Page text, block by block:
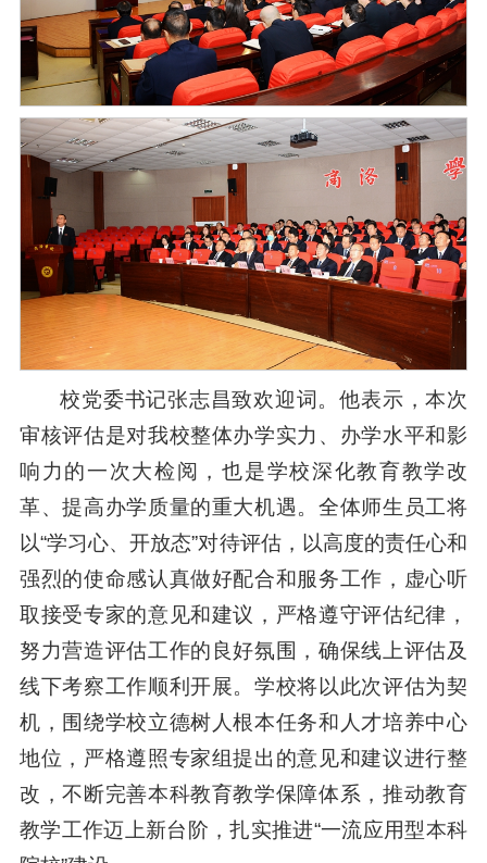
校党委书记张志昌致欢迎词。他表示，本次
审核评估是对我校整体办学实力、办学水平和影
响力的一次大检阅，也是学校深化教育教学改
革、提高办学质量的重大机遇。全体师生员工将
以“学习心、开放态”对待评估，以高度的责任心和
强烈的使命感认真做好配合和服务工作，虚心听
取接受专家的意见和建议，严格遵守评估纪律，
努力营造评估工作的良好氛围，确保线上评估及
线下考察工作顺利开展。学校将以此次评估为契
机，围绕学校立德树人根本任务和人才培养中心
地位，严格遵照专家组提出的意见和建议进行整
改，不断完善本科教育教学保障体系，推动教育
教学工作迈上新台阶，扎实推进“一流应用型本科